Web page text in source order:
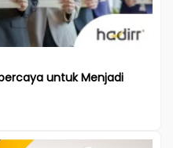
untuk Menjadi